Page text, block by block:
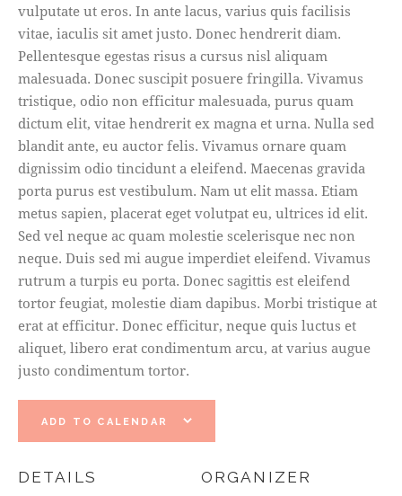
vulputate ut eros. In ante lacus, varius quis facilisis
vitae, iaculis sit amet justo. Donec hendrerit diam.
Pellentesque egestas risus a cursus nisl aliquam
malesuada. Donec suscipit posuere fringilla. Vivamus
tristique, odio non efficitur malesuada, purus quam
dictum elit, vitae hendrerit ex magna et urna. Nulla sed
blandit ante, eu auctor felis. Vivamus ornare quam
dignissim odio tincidunt a eleifend. Maecenas gravida
porta purus est vestibulum. Nam ut elit massa. Etiam
metus sapien, placerat eget volutpat eu, ultrices id elit.
Sed vel neque ac quam molestie scelerisque nec non
neque. Duis sed mi augue imperdiet eleifend. Vivamus
rutrum a turpis eu porta. Donec sagittis est eleifend
tortor feugiat, molestie diam dapibus. Morbi tristique at
erat at efficitur. Donec efficitur, neque quis luctus et
aliquet, libero erat condimentum arcu, at varius augue
justo condimentum tortor.
ADD TO CALENDAR
DETAILS
ORGANIZER